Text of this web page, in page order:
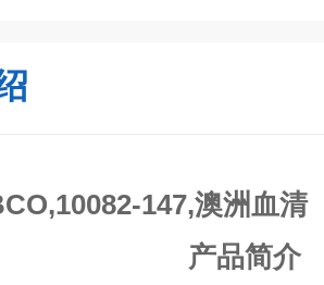
147,澳洲血清
产品简介